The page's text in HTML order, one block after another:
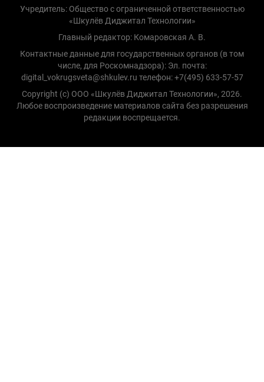
Учредитель: Общество с ограниченной ответственностью
«Шкулёв Диджитал Технологии»
Главный редактор: Комаровская А. В.
Контактные данные для государственных органов (в том
числе, для Роскомнадзора): Эл. почта:
digital_vokrugsveta@shkulev.ru телефон: +7(495) 633-57-57
Copyright (с) ООО «Шкулёв Диджитал Технологии», 2026.
Любое воспроизведение материалов сайта без разрешения
редакции воспрещается.